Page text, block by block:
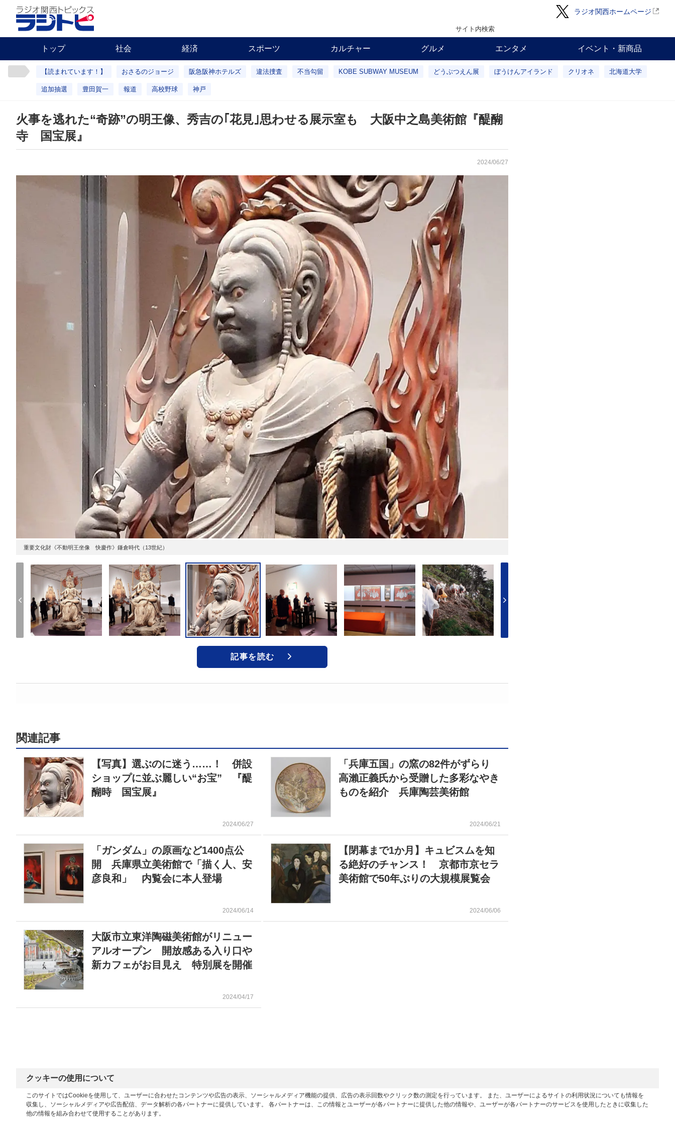
ラジオ関西ホームページ
サイト内検索
トップ 社会 経済 スポーツ カルチャー グルメ エンタメ イベント・新商品
【読まれています！】 おさるのジョージ 阪急阪神ホテルズ 違法捜査 不当勾留 KOBE SUBWAY MUSEUM どうぶつえん展 ぼうけんアイランド クリオネ 北海道大学
追加抽選 豊田賀一 報道 高校野球 神戸
火事を逃れた“奇跡”の明王像、秀吉の｢花見｣思わせる展示室も 大阪中之島美術館『醍醐
寺 国宝展』
2024/06/27
重要文化財《不動明王坐像 快慶作》鎌倉時代（13世紀）
記事を読む
関連記事
【写真】選ぶのに迷う……！ 併設
ショップに並ぶ麗しい“お宝” 『醍
醐時 国宝展』
2024/06/27
「兵庫五国」の窯の82件がずらり
高瀨正義氏から受贈した多彩なやき
ものを紹介 兵庫陶芸美術館
2024/06/21
「ガンダム」の原画など1400点公
開 兵庫県立美術館で「描く人、安
彦良和」 内覧会に本人登場
2024/06/14
【閉幕まで1か月】キュビスムを知
る絶好のチャンス！ 京都市京セラ
美術館で50年ぶりの大規模展覧会
2024/06/06
大阪市立東洋陶磁美術館がリニュー
アルオープン 開放感ある入り口や
新カフェがお目見え 特別展を開催
2024/04/17
クッキーの使用について
このサイトではCookieを使用して、ユーザーに合わせたコンテンツや広告の表示、ソーシャルメディア機能の提供、広告の表示回数やクリック数の測定を行っています。 また、ユーザーによるサイトの利用状況についても情報を
収集し、ソーシャルメディアや広告配信、データ解析の各パートナーに提供しています。 各パートナーは、この情報とユーザーが各パートナーに提供した他の情報や、ユーザーが各パートナーのサービスを使用したときに収集した
他の情報を組み合わせて使用することがあります。